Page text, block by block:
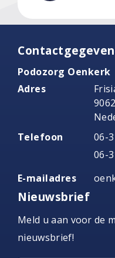
Podozorg Oenkerk
Adres
Telefoon
06-
06-
E-mailadres
Nieuwsbrief
Meld u aan voor de
nieuwsbrief!